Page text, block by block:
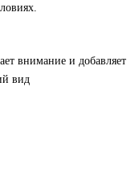
внимание и добавляет
вид